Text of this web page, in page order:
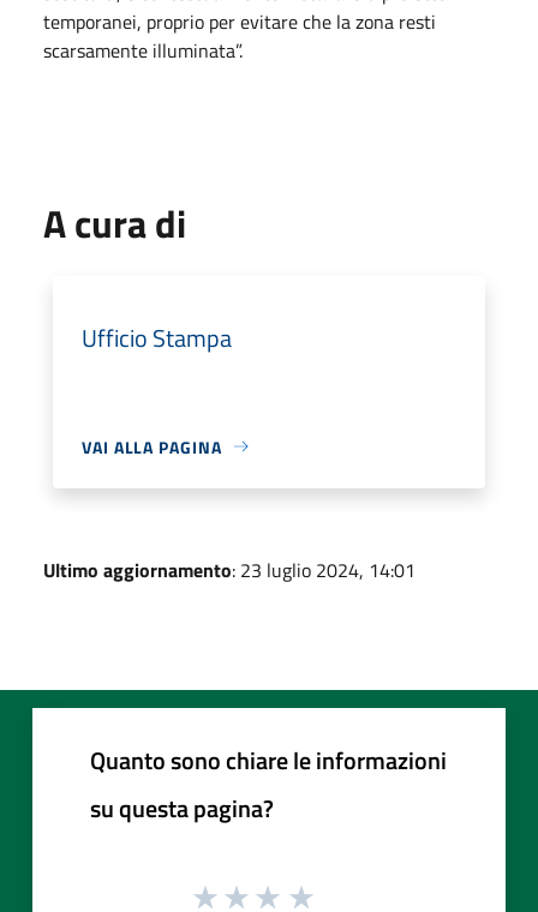
temporanei, proprio per evitare che la zona resti
scarsamente illuminata”.
A cura di
Ufficio Stampa
VAI ALLA PAGINA
Ultimo aggiornamento: 23 luglio 2024, 14:01
Quanto sono chiare le informazioni
su questa pagina?